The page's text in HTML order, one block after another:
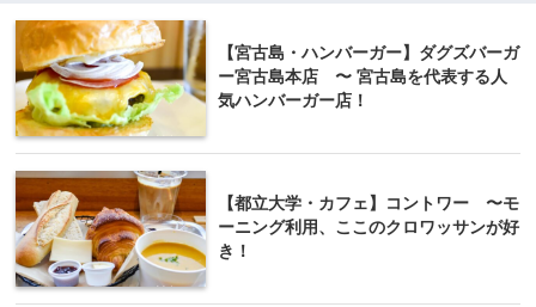
【宮古島・ハンバーガー】ダグズバーガ
ー宮古島本店 〜 宮古島を代表する人
気ハンバーガー店！
【都立大学・カフェ】コントワー 〜モ
ーニング利用、ここのクロワッサンが好
き！